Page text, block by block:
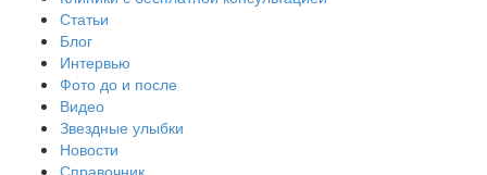
Статьи
Блог
Интервью
Фото до и после
Видео
Звездные улыбки
Новости
Справочник